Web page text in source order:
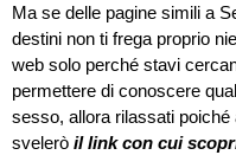
Ma se delle pagine simili a
destini non ti frega proprio
web solo perché stavi
permettere di conoscere
sesso, allora rilassati
svelerò il link con cui